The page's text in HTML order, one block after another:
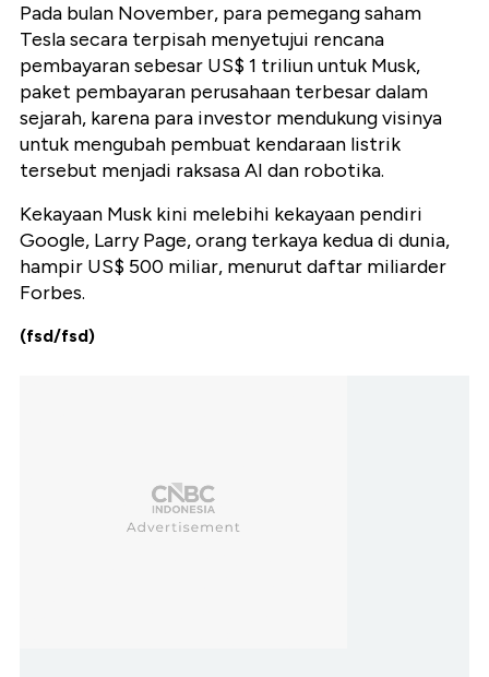
Pada bulan November, para pemegang saham
Tesla secara terpisah menyetujui rencana
pembayaran sebesar US$ 1 triliun untuk Musk,
paket pembayaran perusahaan terbesar dalam
sejarah, karena para investor mendukung visinya
untuk mengubah pembuat kendaraan listrik
tersebut menjadi raksasa AI dan robotika.
Kekayaan Musk kini melebihi kekayaan pendiri
Google, Larry Page, orang terkaya kedua di dunia,
hampir US$ 500 miliar, menurut daftar miliarder
Forbes.
(fsd/fsd)